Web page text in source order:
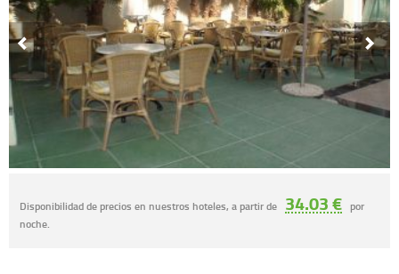
Disponibilidad de precios en nuestros hoteles, a partir de 34.03 € por
noche.